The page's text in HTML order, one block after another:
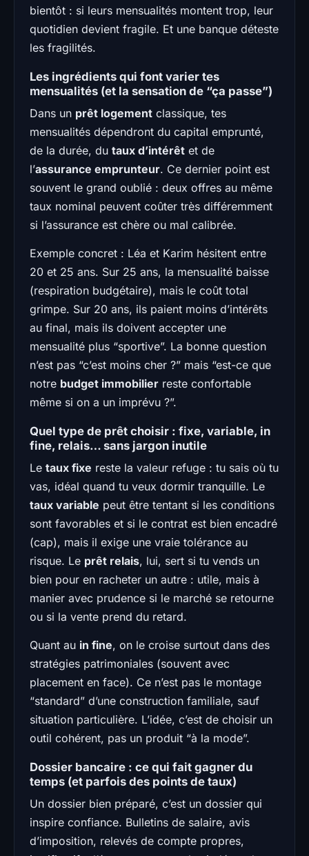
bientôt : si leurs mensualités montent trop, leur
quotidien devient fragile. Et une banque déteste
les fragilités.
Les ingrédients qui font varier tes
mensualités (et la sensation de “ça passe”)
Dans un prêt logement classique, tes
mensualités dépendront du capital emprunté,
de la durée, du taux d’intérêt et de
l’assurance emprunteur. Ce dernier point est
souvent le grand oublié : deux offres au même
taux nominal peuvent coûter très différemment
si l’assurance est chère ou mal calibrée.
Exemple concret : Léa et Karim hésitent entre
20 et 25 ans. Sur 25 ans, la mensualité baisse
(respiration budgétaire), mais le coût total
grimpe. Sur 20 ans, ils paient moins d’intérêts
au final, mais ils doivent accepter une
mensualité plus “sportive”. La bonne question
n’est pas “c’est moins cher ?” mais “est-ce que
notre budget immobilier reste confortable
même si on a un imprévu ?”.
Quel type de prêt choisir : fixe, variable, in
fine, relais… sans jargon inutile
Le taux fixe reste la valeur refuge : tu sais où tu
vas, idéal quand tu veux dormir tranquille. Le
taux variable peut être tentant si les conditions
sont favorables et si le contrat est bien encadré
(cap), mais il exige une vraie tolérance au
risque. Le prêt relais, lui, sert si tu vends un
bien pour en racheter un autre : utile, mais à
manier avec prudence si le marché se retourne
ou si la vente prend du retard.
Quant au in fine, on le croise surtout dans des
stratégies patrimoniales (souvent avec
placement en face). Ce n’est pas le montage
“standard” d’une construction familiale, sauf
situation particulière. L’idée, c’est de choisir un
outil cohérent, pas un produit “à la mode”.
Dossier bancaire : ce qui fait gagner du
temps (et parfois des points de taux)
Un dossier bien préparé, c’est un dossier qui
inspire confiance. Bulletins de salaire, avis
d’imposition, relevés de compte propres,